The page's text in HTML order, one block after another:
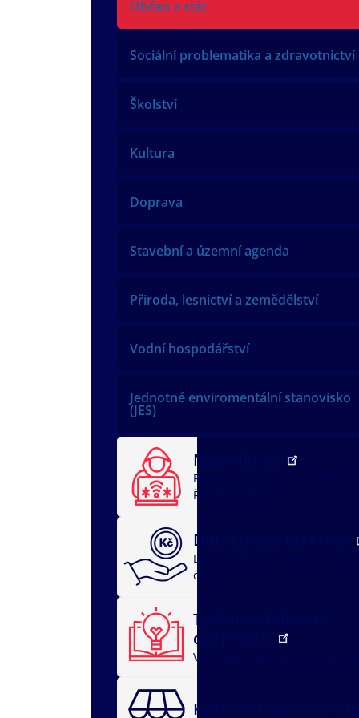
Občan a stát
Sociální problematika a zdravotnictví
Školství
Kultura
Doprava
Stavební a územní agenda
Přiroda, lesnictví a zemědělství
Vodní hospodářství
Jednotné enviromentální stanovisko
(JES)
NežKlikneš
Rychlá pomoc
Řeším problém
Dotační portál kraje
Dotační oblasti
oblasti
Týden vzdělávání
dospělých
Vzdělávací akce
Královéhradecké